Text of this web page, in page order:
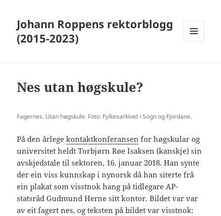
Johann Roppens rektorblogg
(2015-2023)
Nes utan høgskule?
Fagernes. Utan høgskule. Foto: Fylkesarkivet i Sogn og Fjordane.
På den årlegekontaktkonferansen for høgskular og
universitet heldt Torbjørn Røe Isaksen (kanskje) sin
avskjedstale til sektoren, 16. januar 2018. Han synte
der ein viss kunnskap i nynorsk då han siterte frå
ein plakat som visstnok hang på tidlegare AP-
statsråd Gudmund Herne sitt kontor. Bildet var var
av eit fagert nes, og teksten på bildet var visstnok: